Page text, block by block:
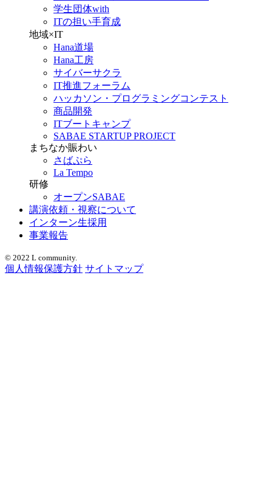
学生団体with
ITの担い手育成
地域×IT
Hana道場
Hana工房
サイバーサクラ
IT推進フォーラム
ハッカソン・プログラミングコンテスト
商品開発
ITブートキャンプ
SABAE STARTUP PROJECT
まちなか賑わい
さばぷら
La Tempo
研修
オープンSABAE
講演依頼・視察について
インターン生採用
事業報告
© 2022 L community.
個人情報保護方針 サイトマップ